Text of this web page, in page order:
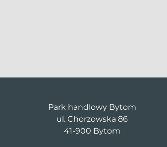
Park handlowy Bytom
ul. Chorzowska 86
41-900 Bytom